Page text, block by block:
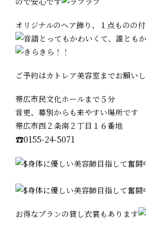
オリジナルのヘア飾り、１点ものの
とってもかわいくて、誰とも
ご予約はカトレア美容室までお願い
帯広市民文化ホールまで５分
音更、幕別からも来やすい場所です
帯広市西２条南２丁目１６番地
☎0155-24-5071
お得なプランの貸し衣裳もあります